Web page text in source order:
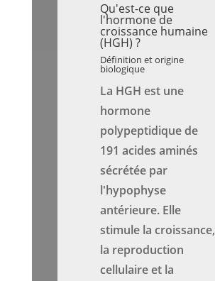
Qu'est-ce que
l'hormone de
croissance humaine
(HGH) ?
Définition et origine
biologique
La HGH est une
hormone
polypeptidique de
191 acides aminés
sécrétée par
l'hypophyse
antérieure. Elle
stimule la croissance,
la reproduction
cellulaire et la